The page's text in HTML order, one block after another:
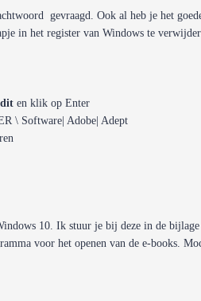
gevraagd. Ook al heb je het
in het register van Windows te
en klik op Enter
\ Software| Adobe| Adept
10. Ik stuur je bij deze in de bijlage
voor het openen van de e-books.